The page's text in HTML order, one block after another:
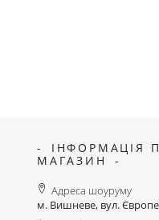
ІНФОРМАЦІЯ
МАГАЗИН
Адреса шоуруму
м. Вишневе, вул.